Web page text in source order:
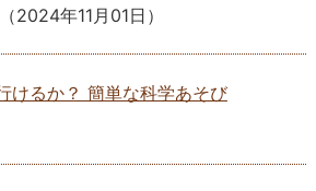
（2024年11月01日 ）
けるか？ 簡単な科学あそび